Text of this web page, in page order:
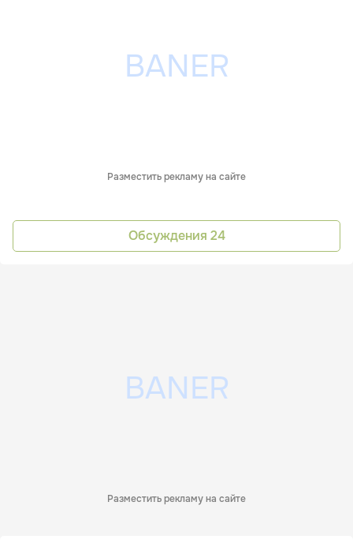
Разместить рекламу на сайте
Обсуждения 24
Разместить рекламу на сайте